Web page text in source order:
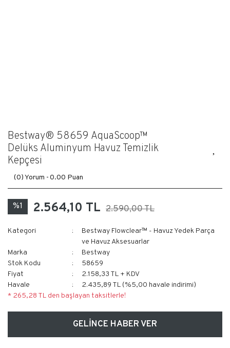
Bestway® 58659 AquaScoop™
Delüks Aluminyum Havuz Temizlik
Kepçesi
(0) Yorum -0.00 Puan
%1 2.564,10 TL 2.590,00 TL
Kategori
Bestway Flowclear™ - Havuz Yedek Parça
ve Havuz Aksesuarlar
Marka
Bestway
Stok Kodu
58659
Fiyat
2.158,33 TL + KDV
Havale
2.435,89 TL (%5,00 havale indirimi)
* 265,28 TL den başlayan taksitlerle!
GELİNCE HABER VER